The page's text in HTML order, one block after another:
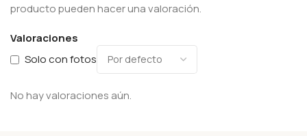
Valoraciones
Solo con fotos
No hay valoraciones aún.
producto pueden hacer una valoración.